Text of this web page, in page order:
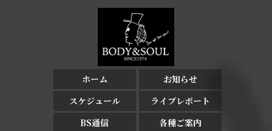
ホーム
お知らせ
スケジュール
ライブレポート
BS通信
各種ご案内